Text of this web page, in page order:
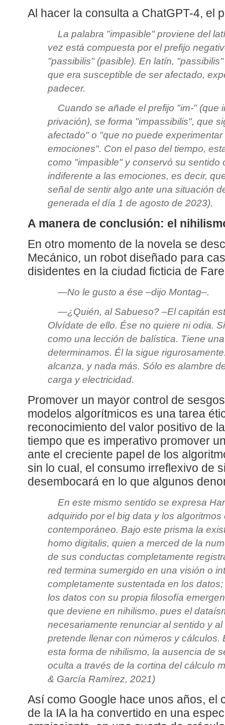
Al hacer la consulta a ChatGPT-4, el
La palabra "impasible" proviene del
vez está compuesta por el prefijo
"passibilis" (pasible). En latín,
que era susceptible de ser afectado,
padecer.
Cuando se añade el prefijo "im-" (que
privación), se forma "impassibilis", que
afectado" o "que no puede
emociones". Con el paso del tiempo,
como "impasible" y conservó su sentido
indiferente a las emociones, es decir,
señal de sentir algo ante una situación
generada el día 1 de agosto de 2023).
A manera de conclusión: el
En otro momento de la novela se
Mecánico, un robot diseñado para
disidentes en la ciudad ficticia de
—No le gusto a ése –dijo Montag–.
—¿Quién, al Sabueso? –El capitán
Olvídate de ello. Ése no quiere ni odia.
como una lección de balística. Tiene
determinamos. Él la sigue
alcanza, y nada más. Sólo es alambre
carga y electricidad.
Promover un mayor control de
modelos algorítmicos es una tarea
reconocimiento del valor positivo de
tiempo que es imperativo promover
ante el creciente papel de los
sin lo cual, el consumo irreflexivo de
desembocará en lo que algunos
En este mismo sentido se expresa
adquirido por el big data y los algoritmos
contemporáneo. Bajo este prisma la
homo digitalis, quien a merced de la
de sus conductas completamente
red termina sumergido en una visión o
completamente sustentada en los
los datos con su propia filosofía
que deviene en nihilismo, pues el
necesariamente renunciar al sentido y
pretende llenar con números y cálculos.
esta forma de nihilismo, la ausencia de
oculta a través de la cortina del cálculo
& García Ramírez, 2021)
Así como Google hace unos años, el
de la IA la ha convertido en una